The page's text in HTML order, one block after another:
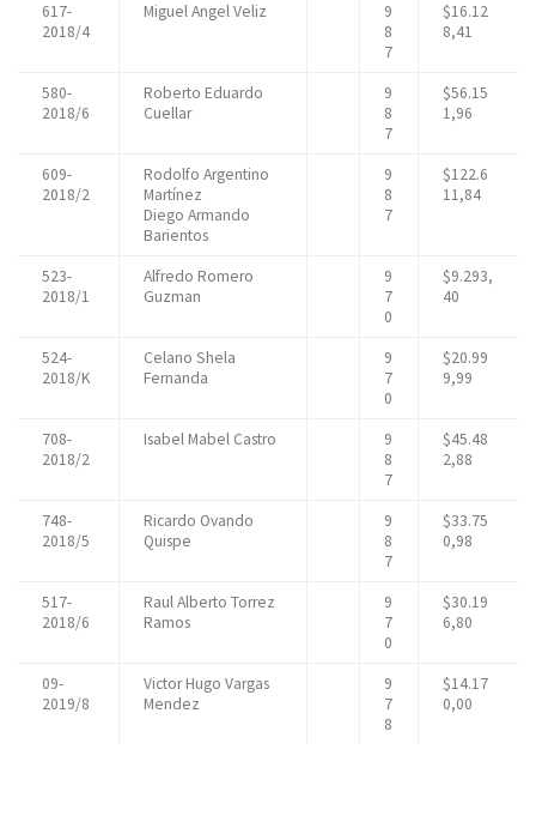
617-
2018/4
Miguel Angel Veliz
9
8
7
$16.12
8,41
580-
2018/6
Roberto Eduardo
Cuellar
9
8
7
$56.15
1,96
609-
2018/2
Rodolfo Argentino
Martínez
Diego Armando
Barientos
9
8
7
$122.6
11,84
523-
2018/1
Alfredo Romero
Guzman
9
7
0
$9.293,
40
524-
2018/K
Celano Shela
Fernanda
9
7
0
$20.99
9,99
708-
2018/2
Isabel Mabel Castro
9
8
7
$45.48
2,88
748-
2018/5
Ricardo Ovando
Quispe
9
8
7
$33.75
0,98
517-
2018/6
Raul Alberto Torrez
Ramos
9
7
0
$30.19
6,80
09-
2019/8
Victor Hugo Vargas
Mendez
9
7
8
$14.17
0,00